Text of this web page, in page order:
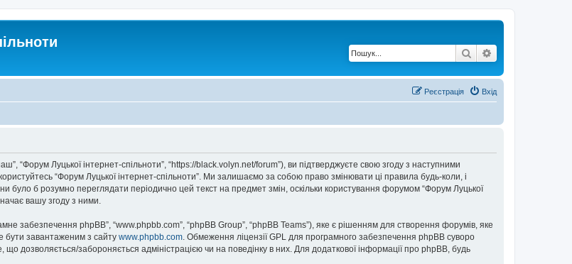
Пошук
Вхід
Реєстрація
“Форум Луцької інтернет-спільноти”, “https://black.volyn.net/forum”), ви підтверджуєте свою згоду з наступними
“Форум Луцької інтернет-спільноти”. Ми залишаємо за собою право змінювати ці правила будь-коли, і
б розумно переглядати періодично цей текст на предмет змін, оскільки користування форумом “Форум Луцької
вашу згоду з ними.
забезпечення phpBB”, “www.phpbb.com”, “phpBB Group”, “phpBB Teams”), яке є рішенням для створення форумів, яке
бути завантаженим з сайту www.phpbb.com . Обмеження ліцензії GPL для програмного забезпечення phpBB суворо
що дозволяється/забороняється адміністрацією чи на поведінку в них. Для додаткової інформації про phpBB, будь